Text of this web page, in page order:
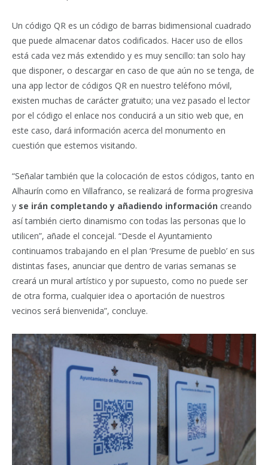
Un código QR es un código de barras bidimensional cuadrado
que puede almacenar datos codificados. Hacer uso de ellos
está cada vez más extendido y es muy sencillo: tan solo hay
que disponer, o descargar en caso de que aún no se tenga, de
una app lector de códigos QR en nuestro teléfono móvil,
existen muchas de carácter gratuito; una vez pasado el lector
por el código el enlace nos conducirá a un sitio web que, en
este caso, dará información acerca del monumento en
cuestión que estemos visitando.
“Señalar también que la colocación de estos códigos, tanto en
Alhaurín como en Villafranco, se realizará de forma progresiva
y se irán completando y añadiendo información creando
así también cierto dinamismo con todas las personas que lo
utilicen”, añade el concejal. “Desde el Ayuntamiento
continuamos trabajando en el plan ‘Presume de pueblo’ en sus
distintas fases, anunciar que dentro de varias semanas se
creará un mural artístico y por supuesto, como no puede ser
de otra forma, cualquier idea o aportación de nuestros
vecinos será bienvenida”, concluye.